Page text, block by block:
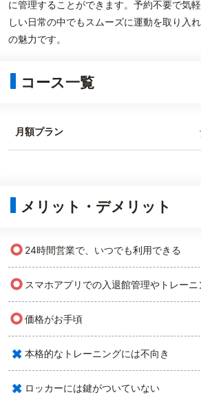
に管理することができます。予約不要で気
しい日常の中でもスムーズに運動を取り入
の魅力です。
コース一覧
月額プラン
メリット・デメリット
○ 24時間営業で、いつでも利用できる
○ スマホアプリでの入退館管理やトレー
○価格がお手頃
× 本格的なトレーニングには不向き
× ロッカーには鍵がついていない